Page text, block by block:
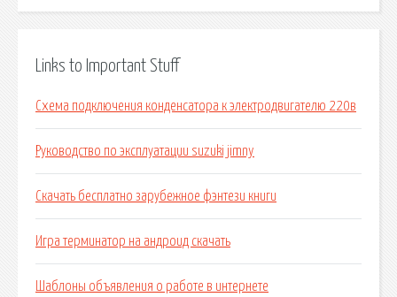
Links to Important Stuff
Схема подключения конденсатора к электродвигателю 220в
Руководство по эксплуатации suzuki jimny
Скачать бесплатно зарубежное фэнтези книги
Игра терминатор на андроид скачать
Шаблоны объявления о работе в интернете